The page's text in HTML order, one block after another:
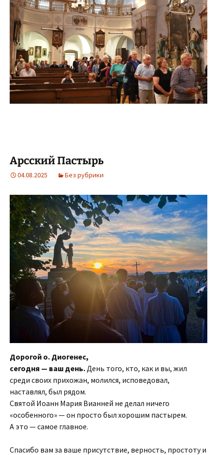
Арсский Пастырь
04.08.2025 Без рубрики
Дорогой о. Диогенес,
сегодня — ваш день. День того, кто, как и вы, жил
среди своих прихожан, молился, исповедовал,
наставлял, был рядом.
Святой Иоанн Мария Вианней не делал ничего
«особенного» — он просто был хорошим пастырем.
А это — самое главное.
Спасибо вам за ваше присутствие, верность, простоту и